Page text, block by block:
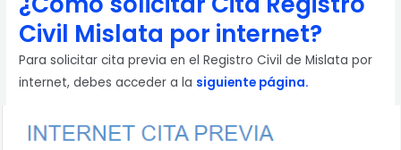
Civil Mislata por internet?
Para solicitar cita previa en el Registro Civil de Mislata por
internet, debes acceder a la siguiente página.